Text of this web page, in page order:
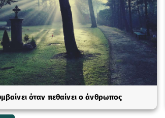
όταν πεθαίνει ο άνθρωπος